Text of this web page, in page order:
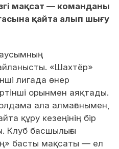
мақсат — команданы
қайта алып шығу
«Шахтёр»
лигада өнер
орынмен аяқтады.
ала алмағанымен,
құру кезеңінің бір
Клуб басшылығы
басты мақсаты — ел